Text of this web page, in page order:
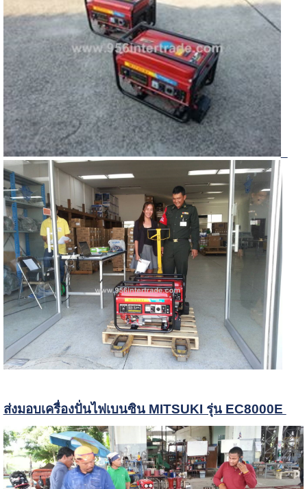
ส่งมอบเครื่องปั่นไฟเบนซิน MITSUKI รุ่น EC8000E